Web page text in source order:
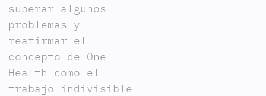
superar algunos
problemas y
reafirmar el
concepto de One
Health como el
trabajo indivisible